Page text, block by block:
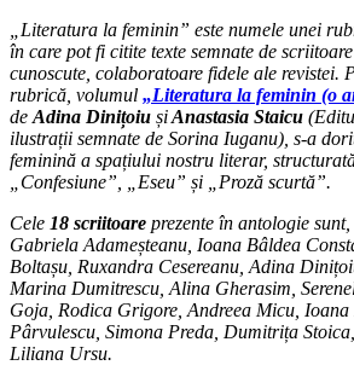
„Literatura la feminin” este numele unei
în care pot fi citite texte semnate de
cunoscute, colaboratoare fidele ale revistei.
rubrică, volumul „Literatura la feminin (o
de Adina Dinițoiu șiAnastasia Staicu
ilustrații semnate de Sorina Iuganu), s-a
feminină a spațiului nostru literar,
„Confesiune”, „Eseu” și „Proză scurtă”.
Cele 18 scriitoare prezente în antologie
Gabriela Adameșteanu, Ioana Bâldea
Boltașu, Ruxandra Cesereanu, Adina
Marina Dumitrescu, Alina Gherasim,
Goja, Rodica Grigore, Andreea Micu,
Pârvulescu, Simona Preda, Dumitrița
Liliana Ursu.